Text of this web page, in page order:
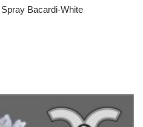
Bacardi-White